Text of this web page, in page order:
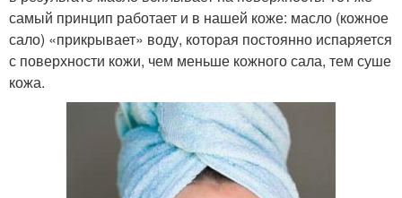
самый принцип работает и в нашей коже: масло (кожное
сало) «прикрывает» воду, которая постоянно испаряется
с поверхности кожи, чем меньше кожного сала, тем суше
кожа.